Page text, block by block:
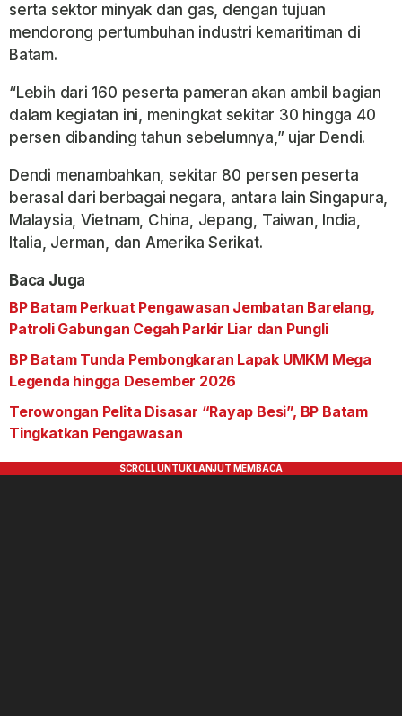
serta sektor minyak dan gas, dengan tujuan
mendorong pertumbuhan industri kemaritiman di
Batam.
“Lebih dari 160 peserta pameran akan ambil bagian
dalam kegiatan ini, meningkat sekitar 30 hingga 40
persen dibanding tahun sebelumnya,” ujar Dendi.
Dendi menambahkan, sekitar 80 persen peserta
berasal dari berbagai negara, antara lain Singapura,
Malaysia, Vietnam, China, Jepang, Taiwan, India,
Italia, Jerman, dan Amerika Serikat.
Baca Juga
BP Batam Perkuat Pengawasan Jembatan Barelang,
Patroli Gabungan Cegah Parkir Liar dan Pungli
BP Batam Tunda Pembongkaran Lapak UMKM Mega
Legenda hingga Desember 2026
Terowongan Pelita Disasar “Rayap Besi”, BP Batam
Tingkatkan Pengawasan